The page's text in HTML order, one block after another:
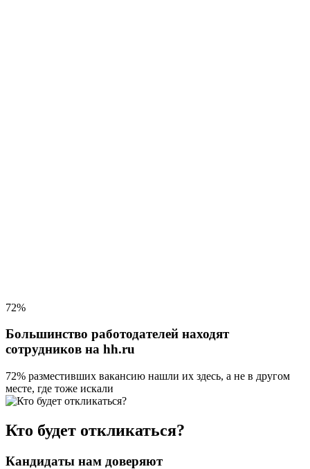
72%
Большинство работодателей находят
сотрудников на hh.ru
72% разместивших вакансию нашли их здесь, а не в другом
месте, где тоже искали
Кто будет откликаться?
Кандидаты нам доверяют